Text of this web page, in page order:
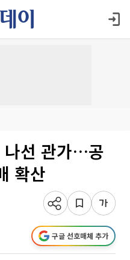
나선 관가…공
확산
구글 선호매체 추가